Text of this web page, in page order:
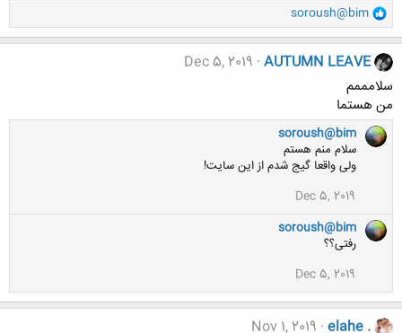
و
ا
ک
ن
ه
ا
:
soroush@bim
AUTUMN LEAVE
Dec 5, 2019
سلامممم
من هستما
soroush@bim
سلام منم هستم
ولی واقعا گیج شدم از این سایت!
Dec 5, 2019
soroush@bim
رفتی؟؟
Dec 5, 2019
elahe .
Nov 1, 2019